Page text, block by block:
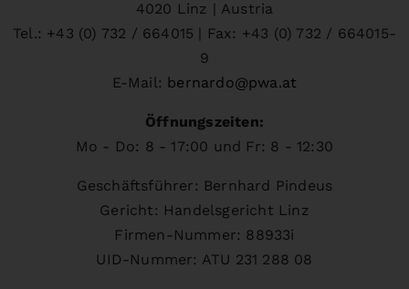
4020 Linz | Austria
Tel.: +43 (0) 732 / 664015 | Fax: +43 (0) 732 / 664015-
9
E-Mail: bernardo@pwa.at
Öffnungszeiten:
Mo - Do: 8 - 17:00 und Fr: 8 - 12:30
Geschäftsführer: Bernhard Pindeus
Gericht: Handelsgericht Linz
Firmen-Nummer: 88933i
UID-Nummer: ATU 231 288 08